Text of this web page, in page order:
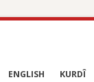
ENGLISH KURDÎ